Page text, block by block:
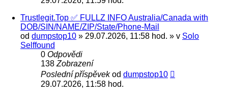
Trustlegit.Top ✅ FULLZ INFO Australia/Canada with
DOB/SIN/NAME/ZIP/State/Phone-Mail
od dumpstop10 » 29.07.2026, 11:58 hod. » v Solo
Selffound
0 Odpovědi
138 Zobrazení
Poslední příspěvekod dumpstop10
29.07.2026, 11:58 hod.